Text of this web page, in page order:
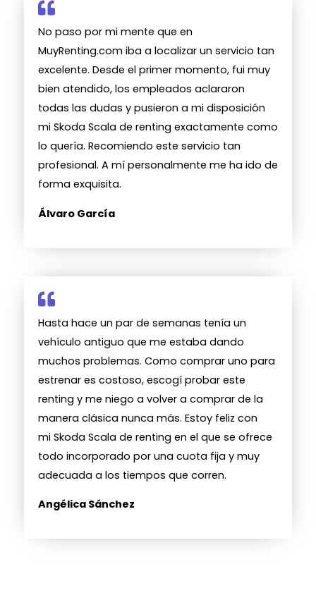
No paso por mi mente que en
MuyRenting.com iba a localizar un servicio tan
excelente. Desde el primer momento, fui muy
bien atendido, los empleados aclararon
todas las dudas y pusieron a mi disposición
mi Skoda Scala de renting exactamente como
lo quería. Recomiendo este servicio tan
profesional. A mí personalmente me ha ido de
forma exquisita.
Álvaro García
Hasta hace un par de semanas tenía un
vehículo antiguo que me estaba dando
muchos problemas. Como comprar uno para
estrenar es costoso, escogí probar este
renting y me niego a volver a comprar de la
manera clásica nunca más. Estoy feliz con
mi Skoda Scala de renting en el que se ofrece
todo incorporado por una cuota fija y muy
adecuada a los tiempos que corren.
Angélica Sánchez